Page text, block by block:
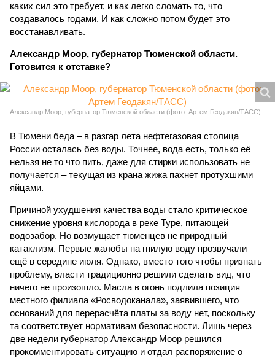
каких сил это требует, и как легко сломать то, что
создавалось годами. И как сложно потом будет это
восстанавливать.
Александр Моор, губернатор Тюменской области.
Готовится к отставке?
Александр Моор, губернатор Тюменской области (фото: Артем Геодакян/ТАСС)
В Тюмени беда – в разгар лета нефтегазовая столица
России осталась без воды. Точнее, вода есть, только её
нельзя не то что пить, даже для стирки использовать не
получается – текущая из крана жижа пахнет протухшими
яйцами.
Причиной ухудшения качества воды стало критическое
снижение уровня кислорода в реке Туре, питающей
водозабор. Но возмущает тюменцев не природный
катаклизм. Первые жалобы на гнилую воду прозвучали
ещё в середине июля. Однако, вместо того чтобы признать
проблему, власти традиционно решили сделать вид, что
ничего не произошло. Масла в огонь подлила позиция
местного филиала «Росводоканала», заявившего, что
оснований для перерасчёта платы за воду нет, поскольку
та соответствует нормативам безопасности. Лишь через
две недели губернатор Александр Моор решился
прокомментировать ситуацию и отдал распоряжение о